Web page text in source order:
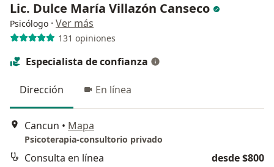
Lic. Dulce María Villazón Canseco
Psicólogo · Ver más
131 opiniones
Especialista de confianza
Dirección En línea
Cancun • Mapa
Psicoterapia-consultorio privado
Consulta en línea
desde $800